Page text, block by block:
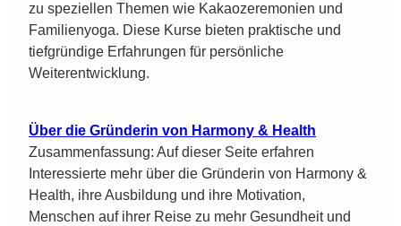
zu speziellen Themen wie Kakaozeremonien und
Familienyoga. Diese Kurse bieten praktische und
tiefgründige Erfahrungen für persönliche
Weiterentwicklung.
Über die Gründerin von Harmony & Health
Zusammenfassung: Auf dieser Seite erfahren
Interessierte mehr über die Gründerin von Harmony &
Health, ihre Ausbildung und ihre Motivation,
Menschen auf ihrer Reise zu mehr Gesundheit und